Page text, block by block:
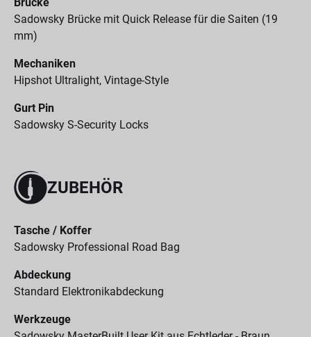
Sadowsky Brücke mit Quick Release für die Saiten (19
mm)
Mechaniken
Hipshot Ultralight, Vintage-Style
Gurt Pin
Sadowsky S-Security Locks
ZUBEHÖR
Tasche / Koffer
Sadowsky Professional Road Bag
Abdeckung
Standard Elektronikabdeckung
Werkzeuge